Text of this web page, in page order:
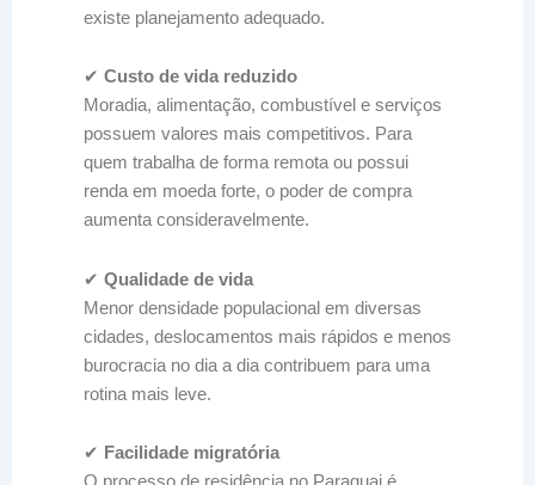
existe planejamento adequado.
✔ Custo de vida reduzido
Moradia, alimentação, combustível e serviços
possuem valores mais competitivos. Para
quem trabalha de forma remota ou possui
renda em moeda forte, o poder de compra
aumenta consideravelmente.
✔ Qualidade de vida
Menor densidade populacional em diversas
cidades, deslocamentos mais rápidos e menos
burocracia no dia a dia contribuem para uma
rotina mais leve.
✔ Facilidade migratória